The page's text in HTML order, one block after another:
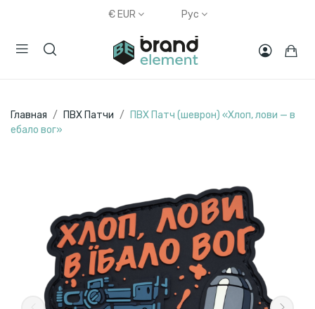
€ EUR Рус
Главная ПВХ Патчи
ПВХ Патч (шеврон) «Хлоп, лови — в
ебало вог»